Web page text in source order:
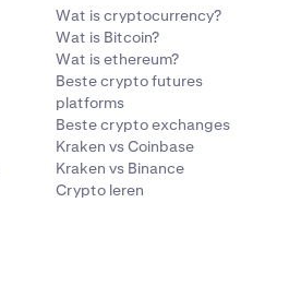
Wat is cryptocurrency?
Wat is Bitcoin?
Wat is ethereum?
Beste crypto futures
platforms
Beste crypto exchanges
Kraken vs Coinbase
Kraken vs Binance
Crypto leren